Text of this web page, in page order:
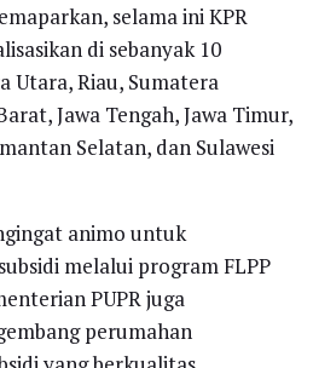
selama ini KPR
di sebanyak 10
Utara, Riau, Sumatera
Jawa Tengah, Jawa Timur,
Selatan, dan Sulawesi
animo untuk
melalui program FLPP
PUPR juga
perumahan